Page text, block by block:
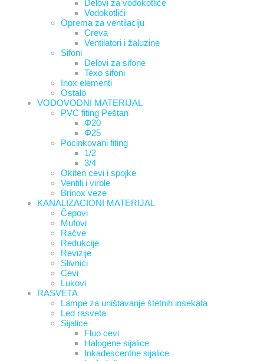
Delovi za vodokotliće
Vodokotlići
Oprema za ventilaciju
Creva
Ventilatori i žaluzine
Sifoni
Delovi za sifone
Texo sifoni
Inox elementi
Ostalo
VODOVODNI MATERIJAL
PVC fiting Peštan
Φ20
Φ25
Pocinkovani fiting
1/2
3/4
Okiten cevi i spojke
Ventili i virble
Brinox veze
KANALIZACIONI MATERIJAL
Čepovi
Mufovi
Račve
Redukcije
Revizije
Slivnici
Cevi
Lukovi
RASVETA
Lampe za uništavanje štetnih insekata
Led rasveta
Sijalice
Fluo cevi
Halogene sijalice
Inkadescentne sijalice